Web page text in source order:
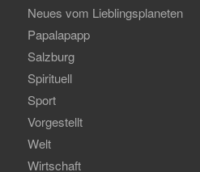
Neues vom Lieblingsplaneten
Papalapapp
Salzburg
Spirituell
Sport
Vorgestellt
Welt
Wirtschaft